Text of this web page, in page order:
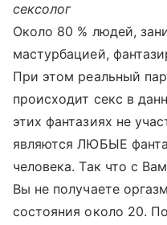
сексолог
Около 80 % людей,
мастурбацией,
При этом реальный
происходит секс в
этих фантазиях не
являются ЛЮБЫЕ
человека. Так что с
Вы не получаете
состояния около 20.